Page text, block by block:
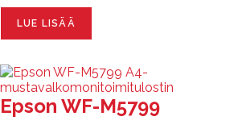
LUE LISÄÄ
Epson WF-M5799